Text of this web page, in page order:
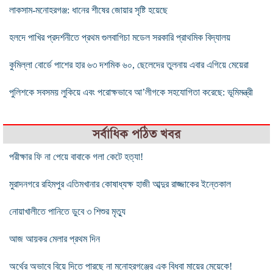
লাকসাম-মনোহরগঞ্জ: ধানের শীষের জোয়ার সৃষ্টি হয়েছে
হলদে পাখির প্রদর্শনীতে প্রথম গুলবাগিচা মডেল সরকারি প্রাথমিক বিদ্যালয়
কুমিল্লা বোর্ডে পাশের হার ৬৩ দশমিক ৬০, ছেলেদের তুলনায় এবার এগিয়ে মেয়েরা
পুলিশকে সবসময় লুকিয়ে এবং পরোক্ষভাবে আ’লীগকে সহযোগিতা করেছে: ভূমিমন্ত্রী
সর্বাধিক পঠিত খবর
পরীক্ষার ফি না পেয়ে বাবাকে গলা কেটে হত্যা!
মুরাদনগরে রহিমপুর এতিমখানার কোষাধ্যক্ষ হাজী আব্দুর রাজ্জাকের ইন্তেকাল
নোয়াখালীতে পানিতে ডুবে ৩ শিশুর মৃত্যু
আজ আয়কর মেলার প্রথম দিন
অর্থের অভাবে বিয়ে দিতে পারছে না মনোহরগঞ্জের এক বিধবা মায়ের মেয়েকে!